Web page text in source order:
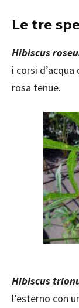
Le tre
Hibiscus
i corsi
rosa tenue.
Hibiscus
l’esterno con